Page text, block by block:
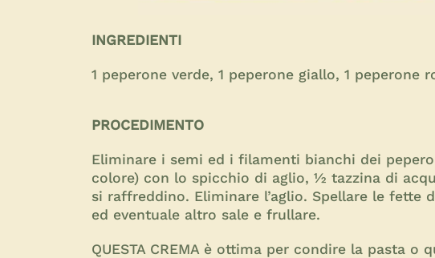
INGREDIENTI
1 peperone verde, 1 peperone giallo, 1
PROCEDIMENTO
Eliminare i semi ed i filamenti bianchi dei
colore) con lo spicchio di aglio, ½ tazzina di
si raffreddino. Eliminare l’aglio. Spellare le
ed eventuale altro sale e frullare.
QUESTA CREMA è ottima per condire la pasta